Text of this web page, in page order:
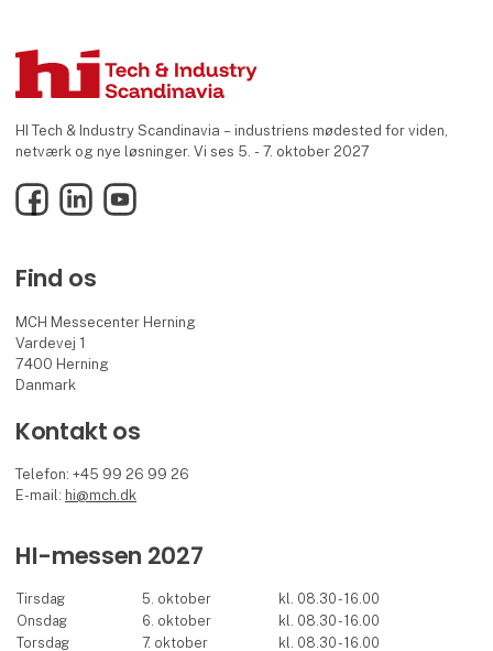
HI Tech & Industry Scandinavia – industriens mødested for viden,
netværk og nye løsninger. Vi ses 5. - 7. oktober 2027
FacebookLinkedInYouTube
Find os
MCH Messecenter Herning
Vardevej 1
7400 Herning
Danmark
Kontakt os
Telefon: +45 99 26 99 26
E-mail: hi@mch.dk
HI-messen 2027
Tirsdag 5. oktober
kl. 08.30 - 16.00
Onsdag
6. oktober
kl. 08.30 - 16.00
Torsdag
7. oktober kl. 08.30 - 16.00